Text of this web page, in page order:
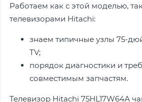
Работаем как с этой моделью,
телевизорами Hitachi:
знаем типичные узлы 75-
TV;
порядок диагностики и
совместимым запчастям.
Телевизор Hitachi 75HL17W64A